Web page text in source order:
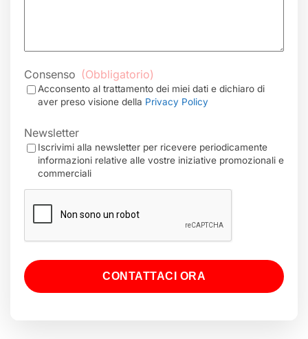
Consenso (Obbligatorio)
Acconsento al trattamento dei miei dati e dichiaro di
aver preso visione della Privacy Policy
Newsletter
Iscrivimi alla newsletter per ricevere periodicamente
informazioni relative alle vostre iniziative promozionali e
commerciali
CONTATTACI ORA